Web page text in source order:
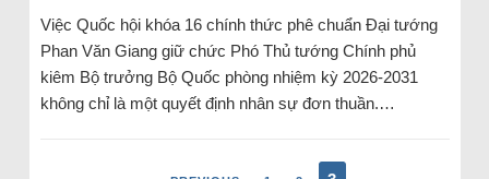
Việc Quốc hội khóa 16 chính thức phê chuẩn Đại tướng
Phan Văn Giang giữ chức Phó Thủ tướng Chính phủ
kiêm Bộ trưởng Bộ Quốc phòng nhiệm kỳ 2026-2031
không chỉ là một quyết định nhân sự đơn thuần.…